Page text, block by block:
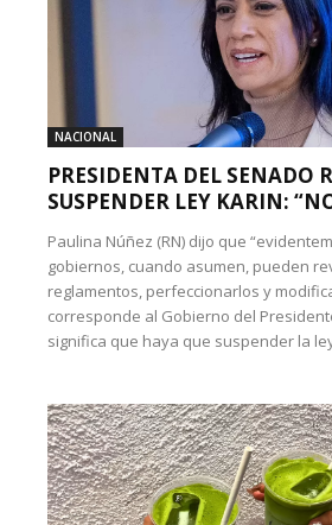
NACIONAL
PRESIDENTA DEL SENADO
SUSPENDER LEY KARIN:
Paulina Núñez (RN) dijo que
gobiernos, cuando asumen, pueden
reglamentos, perfeccionarlos y
corresponde al Gobierno del
significa que haya que suspender la